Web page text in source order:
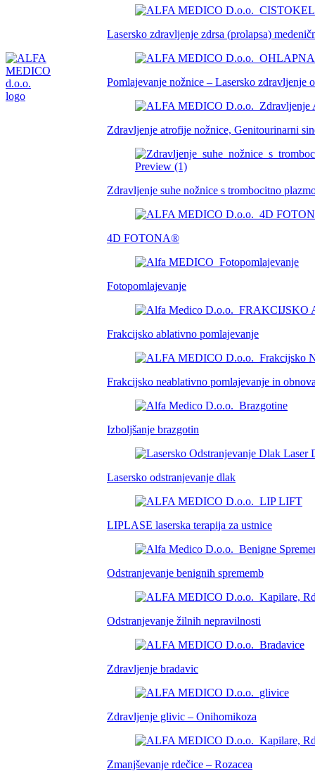
Lasersko zdravljenje zdrsa (prolapsa)
Pomlajevanje nožnice – Lasersko zdravljenje
Zdravljenje atrofije nožnice, Genitourinarni
Zdravljenje suhe nožnice s trombocitno
4D FOTONA®
Fotopomlajevanje
Frakcijsko ablativno pomlajevanje
Frakcijsko neablativno pomlajevanje in
Izboljšanje brazgotin
Lasersko odstranjevanje dlak
LIPLASE laserska terapija za ustnice
Odstranjevanje benignih sprememb
Odstranjevanje žilnih nepravilnosti
Zdravljenje bradavic
Zdravljenje glivic – Onihomikoza
Zmanjševanje rdečice – Rozacea